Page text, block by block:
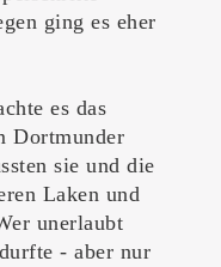
ging es eher
es das
Dortmunder
sie und die
Laken und
unerlaubt
- aber nur